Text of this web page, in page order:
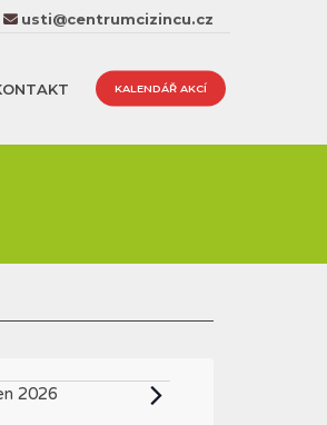
usti@centrumcizincu.cz
KALENDÁŘ AKCÍ
2026